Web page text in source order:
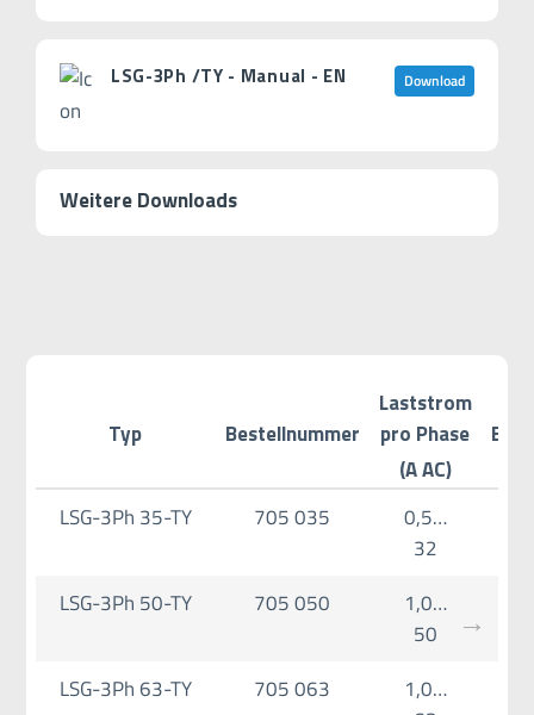
LSG-3Ph /TY - Manual - EN Download
Weitere Downloads
Typ Bestellnummer
Laststrom
pro Phase
(A AC)
LSG-3Ph 35-TY
705 035
0,5…
32
LSG-3Ph 50-TY
705 050
1,0…
50
LSG-3Ph 63-TY
705 063
1,0…